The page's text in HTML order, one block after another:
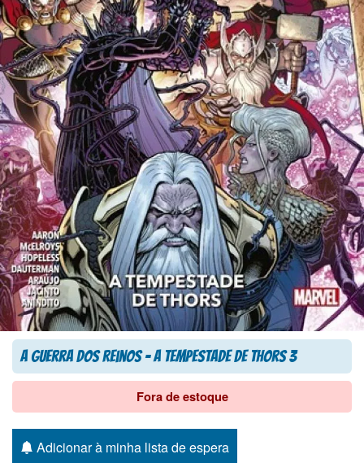
A Guerra dos Reinos – A Tempestade de Thors 3
Fora de estoque
Adicionar à minha lista de espera